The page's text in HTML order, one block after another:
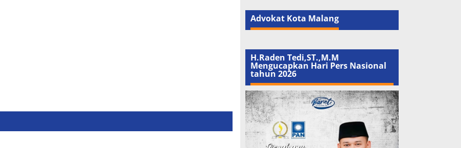
Advokat Kota Malang
H.Raden Tedi,ST.,M.M
Mengucapkan Hari Pers Nasional
tahun 2026